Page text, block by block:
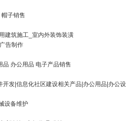
子销售
建筑施工_室内外装饰装潢
告制作
办公用品 电子产品销售
发|信息化社区建设相关产品|办公用品|办公设
设备维护